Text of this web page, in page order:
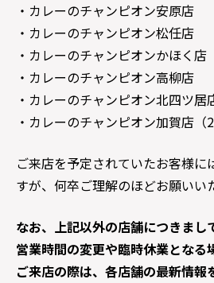
・カレーのチャンピオン安原店
・カレーのチャンピオン松任店
・カレーのチャンピオンかほく店
・カレーのチャンピオン高柳店
・カレーのチャンピオン北四ツ居
・カレーのチャンピオン加賀店（
ご来店を予定されていたお客様に
すが、何卒ご理解のほどお願いい
なお、上記以外の店舗につきまし
営業時間の変更や臨時休業となる
ご来店の際は、各店舗の最新情報